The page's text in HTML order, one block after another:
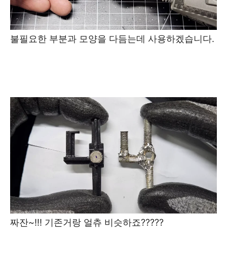
불필요한 부분과 모양을 다듬는데 사용하겠습니다.
짜잔~!!! 기존거랑 얼츄 비슷하죠?????